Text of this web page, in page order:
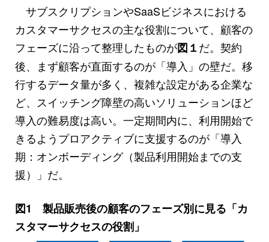
サブスクリプションやSaaSビジネスにおける
カスタマーサクセスの主な役割について、顧客の
フェーズに沿って整理したものが図１だ。契約
後、まず顧客が直面するのが「導入」の壁だ。移
行するデータ量が多く、複雑な設定がある企業な
ど、スイッチング障壁の高いソリューションほど
導入の難易度は高い。一定期間内に、利用開始で
きるようプロアクティブに支援するのが「導入
期：オンボーディング（製品利用開始までの支
援）」だ。
図1 製品販売後の顧客のフェーズ別に見る「カ
スタマーサクセスの役割」